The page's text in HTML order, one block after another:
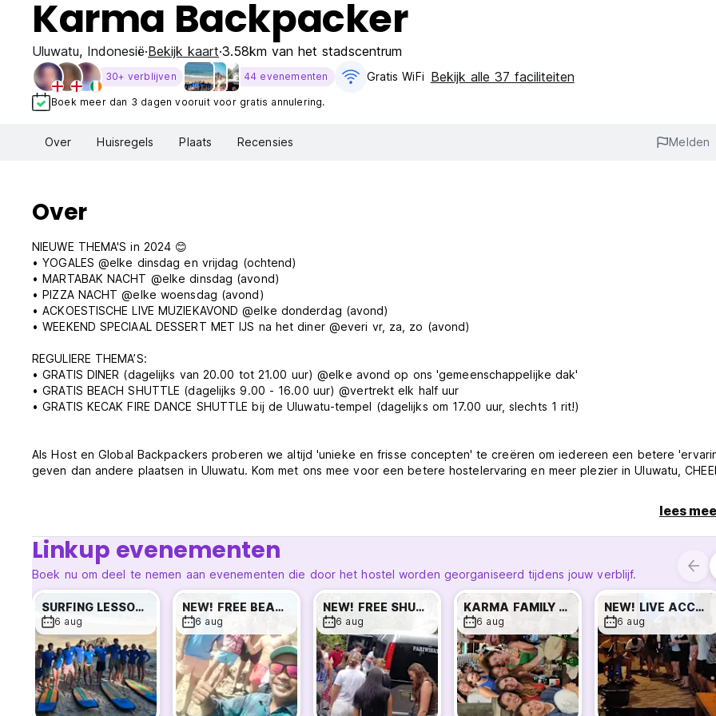
Karma Backpacker
Uluwatu, Indonesië Bekijk kaart 3.58km van het stadscentrum
30+ verblijven 44 evenementen Gratis WiFi Bekijk alle 37 faciliteiten
Boek meer dan 3 dagen vooruit voor gratis annulering.
Over Huisregels Plaats Recensies Melden
Over
NIEUWE THEMA'S in 2024 😊
• YOGALES @elke dinsdag en vrijdag (ochtend)
• MARTABAK NACHT @elke dinsdag (avond)
• PIZZA NACHT @elke woensdag (avond)
• ACKOESTISCHE LIVE MUZIEKAVOND @elke donderdag (avond)
• WEEKEND SPECIAAL DESSERT MET IJS na het diner @everi vr, za, zo (avond)
REGULIERE THEMA’S:
• GRATIS DINER (dagelijks van 20.00 tot 21.00 uur) @elke avond op ons 'gemeenschappelijke dak'
• GRATIS BEACH SHUTTLE (dagelijks 9.00 - 16.00 uur) @vertrekt elk half uur
• GRATIS KECAK FIRE DANCE SHUTTLE bij de Uluwatu-tempel (dagelijks om 17.00 uur, slechts 1 rit!)
Als Host en Global Backpackers proberen we altijd 'unieke en frisse concepten' te creëren om iedereen een betere
geven dan andere plaatsen in Uluwatu. Kom met ons mee voor een betere hostelervaring en meer plezier in Uluwatu,
HOERA!!! officieel is de ‘saaie pandemie’ voorbij en hebben we allemaal onze vrijheid terug! We roepen elke backpacker
naar Uluwatu op onze NIEUWE LOCATIE! De beste locatie voor strandliefhebbers: slechts 5 minuten lopen naar het strand
Bingin (350 m), 6 minuten naar het Impossible-strand (450 m) en 20 minuten naar het populairste strand van Padang
km), en nog veel meer stranden kunnen te bereiken met onze GRATIS BEACH SHUTTLE en GRATIS KECAK FIRE DANCE
(vertrekt elk 1/2 uur, van 9.00 tot 17.00 uur). We bieden alle faciliteiten die reizigers ter plekke nodig hebben:
surfles, snelle bootticket, wasservice, luchthavenshuttle, GRATIS DINER en nog veel meer!
Gelegen op 19 km van de internationale luchthaven Ngurah Rai, kan elke gast ons hostel gemakkelijk bereiken met het
vervoer, zoals taxi, Gojek of Grab (de populairste scootertaxiservice via een app).
Oorspronkelijk geconceptualiseerd op basis van onze ervaringen als mondiale backpackers, garanderen we de beste
ontspannende en leuke sociale sfeer voor elke reiziger die mensen komt ontmoeten in Uluwatu. Komen als GAST, blijven
VRIEND en vertrekken als FAMILIE. Proost!
lees
Linkup evenementen
Boek nu om deel te nemen aan evenementen die door het hostel worden georganiseerd tijdens jouw verblijf.
SURFING LESSON (DAILY)
6 aug
NEW! FREE BEACH SHUTTLE
6 aug
NEW! FREE SHUTTLE -KECAK FIRE DANCE SHOW
6 aug
KARMA FAMILY DINNER
6 aug
NEW! LIVE ACCOUSTIC NIGHT
6 aug